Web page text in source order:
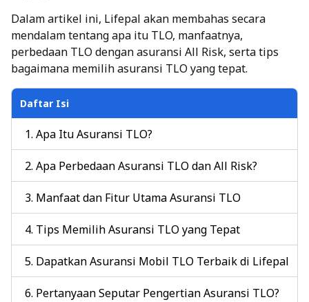
Dalam artikel ini, Lifepal akan membahas secara
mendalam tentang apa itu TLO, manfaatnya,
perbedaan TLO dengan asuransi All Risk, serta tips
bagaimana memilih asuransi TLO yang tepat.
Daftar Isi
Apa Itu Asuransi TLO?
Apa Perbedaan Asuransi TLO dan All Risk?
Manfaat dan Fitur Utama Asuransi TLO
Tips Memilih Asuransi TLO yang Tepat
Dapatkan Asuransi Mobil TLO Terbaik di Lifepal
Pertanyaan Seputar Pengertian Asuransi TLO?